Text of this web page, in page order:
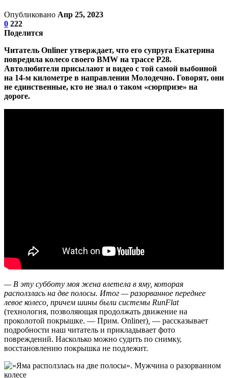
Опубликовано Апр 25, 2023
0 222
Поделится
Читатель Onliner утверждает, что его супруга Екатерина
повредила колесо своего BMW на трассе P28.
Автолюбители присылают и видео с той самой выбоиной
на 14-м километре в направлении Молодечно. Говорят, они
не единственные, кто не знал о таком «сюрпризе» на
дороге.
— В эту субботу моя жена влетела в яму, которая
расползлась на две полосы. Итог — разорванное переднее
левое колесо, причем шины были системы RunFlat
(технология, позволяющая продолжать движение на
проколотой покрышке. — Прим. Onliner) — рассказывает
подробности наш читатель и прикладывает фото
повреждений. Насколько можно судить по снимку,
восстановлению покрышка не подлежит.